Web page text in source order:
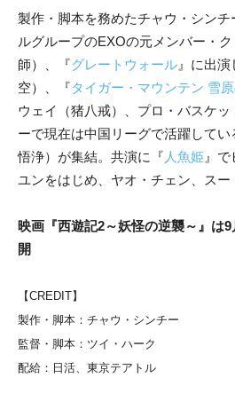
製作・脚本を務めたチャウ・シン
ルグループのEXOの元メンバー・
師）、『グレートウォール 』に出
空）、『タイガー・マウンテン 雪
ウェイ（猪八戒）、プロ・バスケ
ーで現在は中国リーグで活躍して
悟浄）が集結。共演に『 人魚姫 』
ユンをはじめ、ヤオ・チェン、スー
映画『西遊記2～妖怪の逆襲～』は
開
【CREDIT】
製作・脚本：チャウ・シンチー
監督・脚本：ツイ・ハーク
配給：日活、東京テアトル